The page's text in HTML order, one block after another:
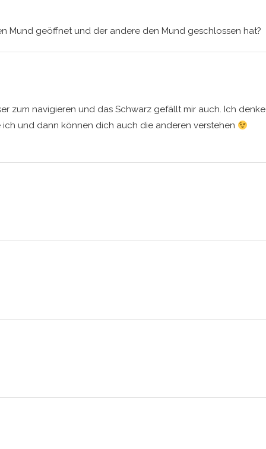
Mund geöffnet und der andere den Mund geschlossen hat?
zum navigieren und das Schwarz gefällt mir auch. Ich
und dann können dich auch die anderen verstehen